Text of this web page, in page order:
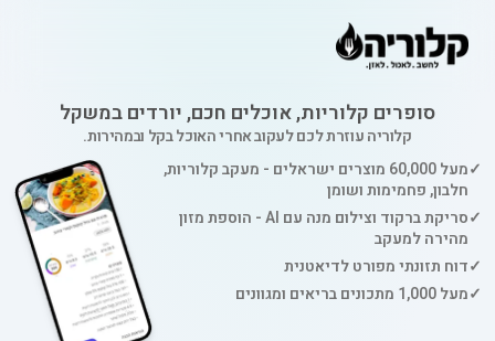
סופרים קלוריות, אוכלים חכם, יורדים במשקל
קלוריה עוזרת לכם לעקוב אחרי האוכל בקל ובמהירות.
✓
מעל 60,000 מוצרים ישראלים - מעקב קלוריות,
חלבון, פחמימות ושומן
✓
סריקת ברקוד וצילום מנה עם AI - הוספת מזון
מהירה למעקב
✓דוח תזונתי מפורט לדיאטנית
✓מעל 1,000 מתכונים בריאים ומגוונים